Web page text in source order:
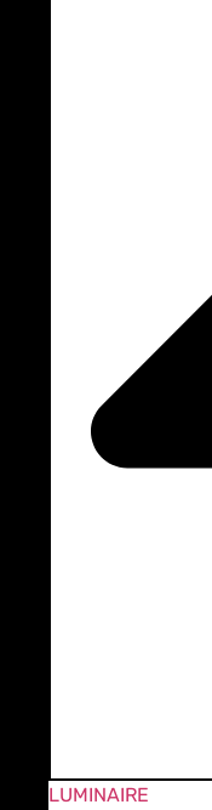
LUMINAIRE